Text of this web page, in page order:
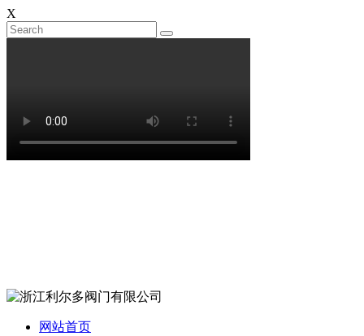
X
网站首页